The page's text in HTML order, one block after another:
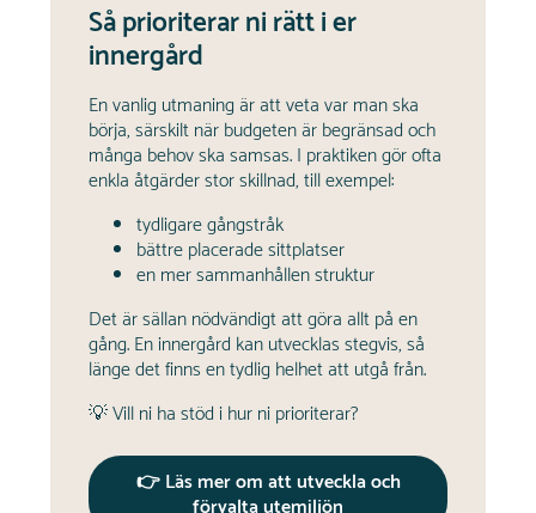
Så prioriterar ni rätt i er
innergård
En vanlig utmaning är att veta var man ska
börja, särskilt när budgeten är begränsad och
många behov ska samsas. I praktiken gör ofta
enkla åtgärder stor skillnad, till exempel:
tydligare gångstråk
bättre placerade sittplatser
en mer sammanhållen struktur
Det är sällan nödvändigt att göra allt på en
gång. En innergård kan utvecklas stegvis, så
länge det finns en tydlig helhet att utgå från.
💡 Vill ni ha stöd i hur ni prioriterar?
👉 Läs mer om att utveckla och